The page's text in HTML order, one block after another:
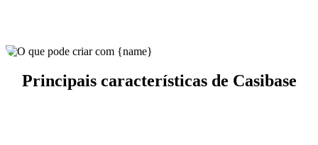
Principais características de Casibase